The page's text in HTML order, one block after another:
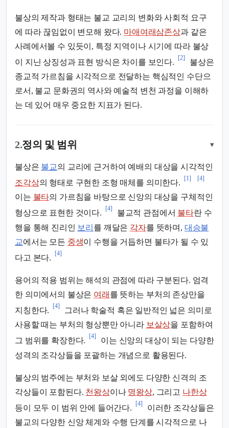
불상의 제작과 형태는 불교 교리의 변화와 사회적 요구
에 따라 끊임없이 변모해 왔다. 마애여래삼존상과 같은
사례에서볼 수 있듯이, 특정 지역이나 시기에 따라 불상
이 지닌 상징성과 표현 방식은 차이를 보인다.
[2]
불상은
종교적 가르침을 시각적으로 전달하는 핵심적인 수단으
로서, 불교 문화권의 역사와 예술적 변천 과정을 이해하
는 데 있어 매우 중요한 지표가 된다.
2.정의 및 범위 ▾
불상은 불교의 교리에 근거하여 예배의 대상을 시각적인
조각상의 형태로 구현한 조형 매체를 의미한다.
[1] [4]
이는 불타의 가르침을 바탕으로 신앙의 대상을 구체적인
형상으로 표현한 것이다.
[4]
불교적 관점에서 불타란 수
행을 통해 진리인 보리 를 깨달은 각자를 뜻하며, 대승불
교에서는 모든 중생이 수행을 거듭하면 불타가 될 수 있
다고 본다.
[4]
용어의 적용 범위는 해석의 관점에 따라 구분된다. 엄격
한 의미에서의 불상은 여래 를 뜻하는 부처의 존상만을
지칭한다.
[4]
그러나 학술적 혹은 일반적인 넓은 의미로
사용할 때는 부처의 형상뿐만 아니라 보살상을 포함하여
그 범위를 확장한다.
[4]
이는 신앙의 대상이 되는 다양한
성격의 조각상들을 포괄하는 개념으로 활용된다.
불상의 범주에는 부처와 보살 외에도 다양한 신격의 조
각상들이 포함된다. 천왕상이나 명왕상, 그리고 나한상
등이 모두 이 범위 안에 들어간다.
[4]
이러한 조각상들은
불교의 다양한 신앙 체계와 수행 단계를 시각적으로 나